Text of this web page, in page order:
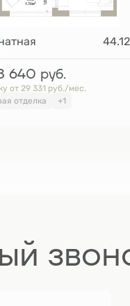
640 руб.
от 29 331 руб./мес.
отделка
+1